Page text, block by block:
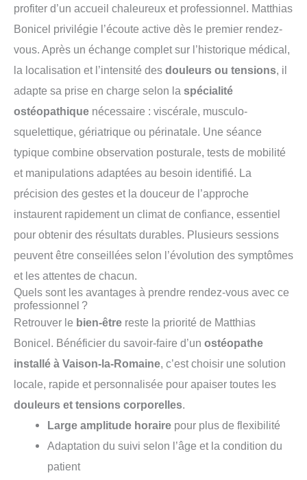
profiter d’un accueil chaleureux et professionnel. Matthias
Bonicel privilégie l’écoute active dès le premier rendez-
vous. Après un échange complet sur l’historique médical,
la localisation et l’intensité des douleurs ou tensions, il
adapte sa prise en charge selon la spécialité
ostéopathique nécessaire : viscérale, musculo-
squelettique, gériatrique ou périnatale. Une séance
typique combine observation posturale, tests de mobilité
et manipulations adaptées au besoin identifié. La
précision des gestes et la douceur de l’approche
instaurent rapidement un climat de confiance, essentiel
pour obtenir des résultats durables. Plusieurs sessions
peuvent être conseillées selon l’évolution des symptômes
et les attentes de chacun.
Quels sont les avantages à prendre rendez-vous avec ce
professionnel ?
Retrouver le bien-être reste la priorité de Matthias
Bonicel. Bénéficier du savoir-faire d’un ostéopathe
installé à Vaison-la-Romaine, c’est choisir une solution
locale, rapide et personnalisée pour apaiser toutes les
douleurs et tensions corporelles.
Large amplitude horaire pour plus de flexibilité
Adaptation du suivi selon l’âge et la condition du
patient